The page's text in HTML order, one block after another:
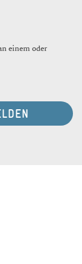
einem oder